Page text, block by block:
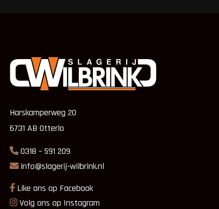
Harskamperweg 20
6731 AB Otterlo
0318 – 591 209
info@slagerij-wilbrink.nl
Like ons op Facebook
Volg ons op Instagram